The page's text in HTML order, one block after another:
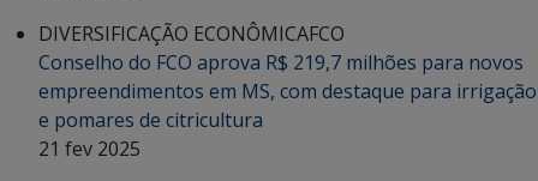
DIVERSIFICAÇÃO ECONÔMICAFCO
Conselho do FCO aprova R$ 219,7 milhões para novos
empreendimentos em MS, com destaque para irrigação
e pomares de citricultura
21 fev 2025